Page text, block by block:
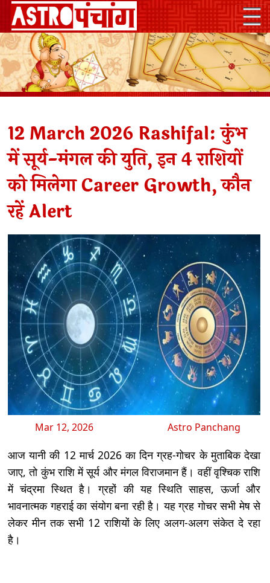
12 March 2026 Rashifal: कुंभ
में सूर्य-मंगल की युति, इन 4 राशियों
को मिलेगा Career Growth, कौन
रहें Alert
Mar 12, 2026 Astro Panchang
आज यानी की 12 मार्च 2026 का दिन ग्रह-गोचर के मुताबिक देखा
जाए, तो कुंभ राशि में सूर्य और मंगल विराजमान हैं। वहीं वृश्चिक राशि
में चंद्रमा स्थित है। ग्रहों की यह स्थिति साहस, ऊर्जा और
भावनात्मक गहराई का संयोग बना रही है। यह ग्रह गोचर सभी मेष से
लेकर मीन तक सभी 12 राशियों के लिए अलग-अलग संकेत दे रहा
है।